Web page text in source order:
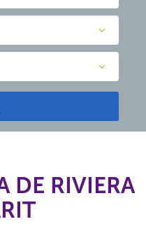
DE RIVIERA